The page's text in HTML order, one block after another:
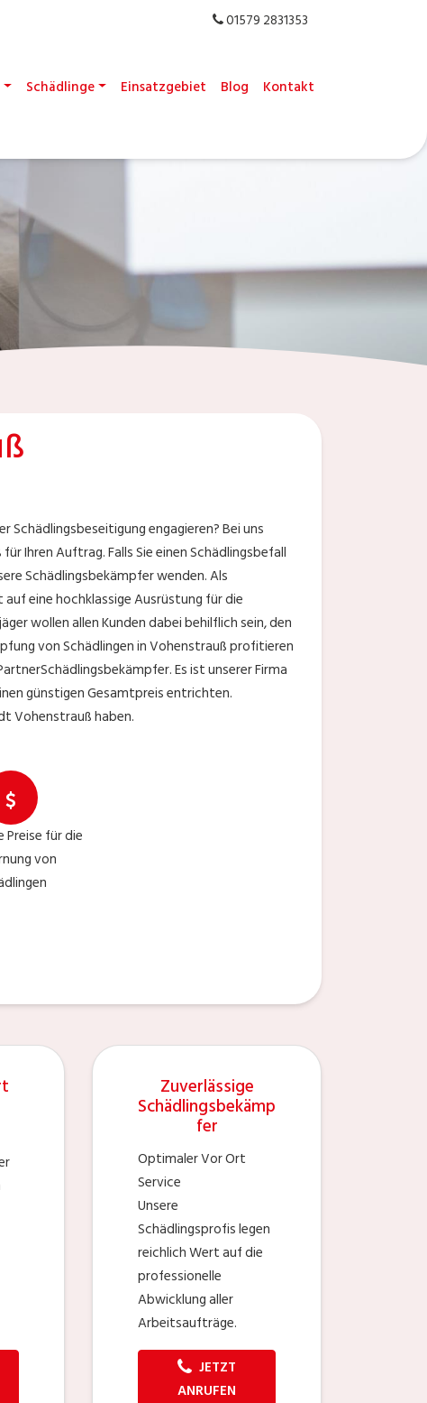
01579 2831353
Schädlinge Einsatzgebiet Blog Kontakt
Schädlingsbeseitigung engagieren? Bei uns
Ihren Auftrag. Falls Sie einen Schädlingsbefall
Schädlingsbekämpfer wenden. Als
eine hochklassige Ausrüstung für die
wollen allen Kunden dabei behilflich sein, den
von Schädlingen in Vohenstrauß profitieren
Es ist unserer Firma
günstigen Gesamtpreis entrichten.
Vohenstrauß haben.
Preise für die
von
Zuverlässige
Schädlingsbekämp
fer
Optimaler Vor Ort
Service
Unsere
Schädlingsprofis legen
reichlich Wert auf die
professionelle
Abwicklung aller
Arbeitsaufträge.
JETZT
ANRUFEN